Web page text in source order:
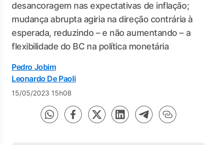
desancoragem nas expectativas de inflação;
mudança abrupta agiria na direção contrária à
esperada, reduzindo – e não aumentando – a
flexibilidade do BC na política monetária
Pedro Jobim
Leonardo De Paoli
15/05/2023 15h08